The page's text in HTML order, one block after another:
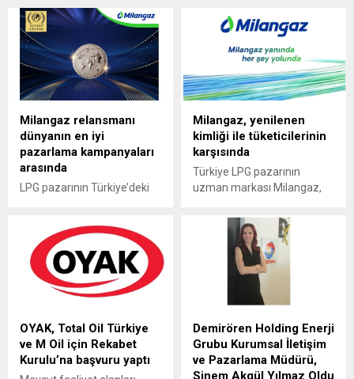
ile sıfır Yeni Renault Duster
araç sahiplerine hem
performansı yüksek hem de
çevre dostu bir sürüş
deneyimi yaşatmayı
hedefliyor. Kampanya
Renault Duster Eco-G satın
alanlar, 4 bin TL’ye kadar
yakıt puan kazanabilecekler.
uzman markası Milangaz,
kampanyası ile dünyanın
önde gelen ödül
programlarından biri olan ve
olarak bilinen Stevie
International Business
Awards’ta en iyiler arasında
yer alarak iki farklı
kategoride Altın ödülün
Milangaz relansmanı
dünyanın en iyi
pazarlama kampanyaları
arasında
LPG pazarının Türkiye’deki
ödülleri arasında yer alan
The Globee Awards’ta
marka relansmanıyla ‘Yılın
Pazarlama Kampanyası’
kategorisinde gümüş ödüle
Milangaz, yenilenen
kimliği ile tüketicilerinin
karşısında
Türkiye LPG pazarının
uzman markası Milangaz,
daha yakın bir marka olma
yolunda logosunu yeniledi.
“Milangaz yanında, her şey
yolunda” mottosu ve yeni
logosuyla tüketici
beklentilerine cevap veren
çalışmalara imza atacak.
OYAK, Total Oil Türkiye
ve M Oil için Rekabet
Kurulu’na başvuru yaptı
Demirören Holding Enerji
Grubu Kurumsal İletişim
ve Pazarlama Müdürü,
Sinem Akgül Yılmaz Oldu